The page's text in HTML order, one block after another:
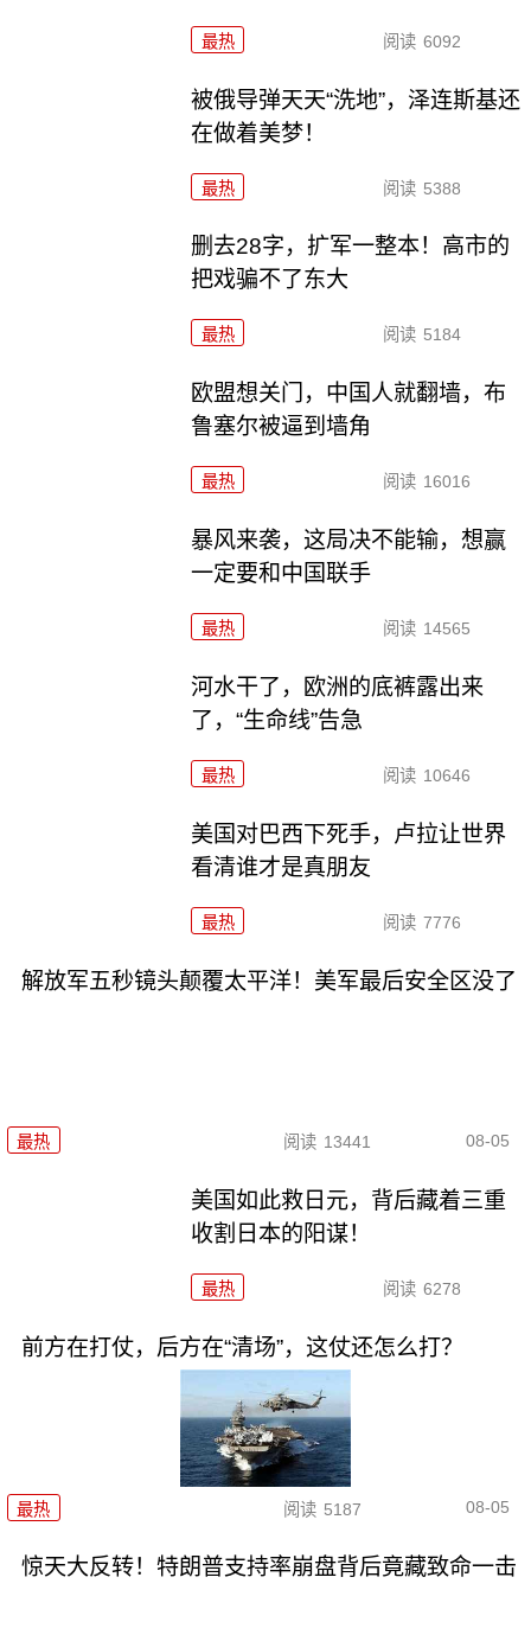
最热 阅读 6092
被俄导弹天天“洗地”，泽连斯基还
在做着美梦！
最热 阅读 5388
删去28字，扩军一整本！高市的
把戏骗不了东大
最热 阅读 5184
欧盟想关门，中国人就翻墙，布
鲁塞尔被逼到墙角
最热 阅读 16016
暴风来袭，这局决不能输，想赢
一定要和中国联手
最热 阅读 14565
河水干了，欧洲的底裤露出来
了，“生命线”告急
最热 阅读 10646
美国对巴西下死手，卢拉让世界
看清谁才是真朋友
最热 阅读 7776
解放军五秒镜头颠覆太平洋！美军最后安全区没了
最热 阅读 13441 08-05
美国如此救日元，背后藏着三重
收割日本的阳谋！
最热 阅读 6278
前方在打仗，后方在“清场”，这仗还怎么打？
最热 阅读 5187 08-05
惊天大反转！特朗普支持率崩盘背后竟藏致命一击